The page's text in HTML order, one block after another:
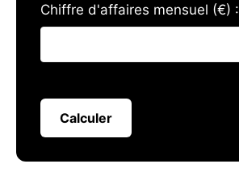
Chiffre d'affaires mensuel (€) :
Calculer